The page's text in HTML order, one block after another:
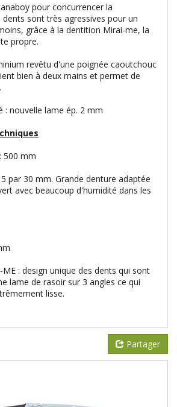
pour concurrencer la
sont très agressives pour un
grâce à la dentition Mirai-me, la
propre.
revêtu d'une poignée caoutchouc
bien à deux mains et permet de
: nouvelle lame ép. 2 mm
500 mm
par 30 mm. Grande denture adaptée
avec beaucoup d'humidité dans les
: design unique des dents qui sont
lame de rasoir sur 3 angles ce qui
lisse.
Partager